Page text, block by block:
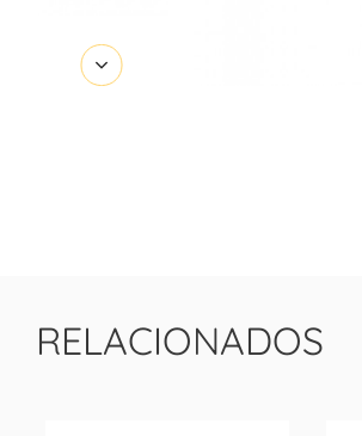
RELACIONADOS